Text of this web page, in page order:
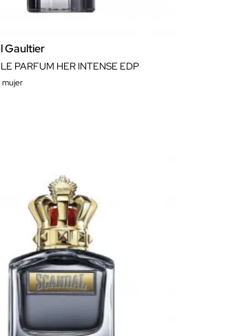
Gaultier
PARFUM HER INTENSE EDP
mujer